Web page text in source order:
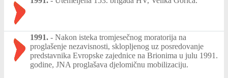
1991. - Nakon isteka tromjesečnog moratorija na
proglašenje nezavisnosti, sklopljenog uz posredovanje
predstavnika Evropske zajednice na Brionima u julu 1991.
godine, JNA proglašava djelomičnu mobilizaciju.